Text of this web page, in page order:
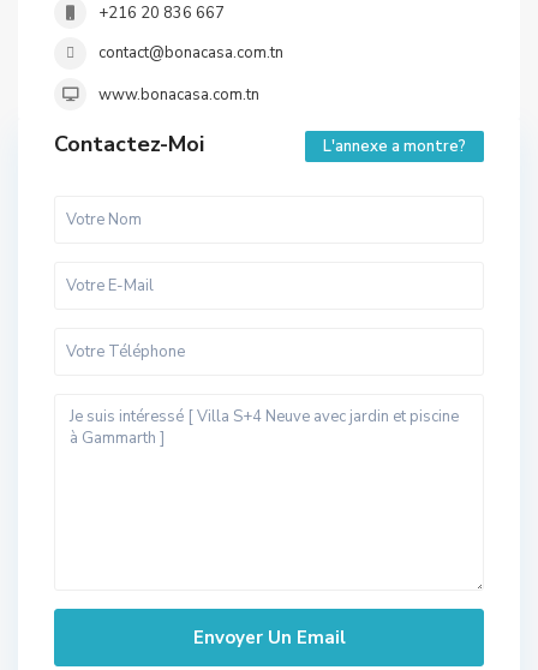
+216 20 836 667
contact@bonacasa.com.tn
www.bonacasa.com.tn
Contactez-Moi L'annexe a montre?